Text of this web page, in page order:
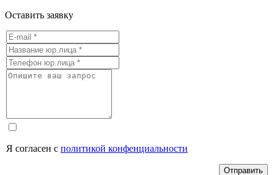
Оставить заявку
Я согласен с политикой конфенциальности
Отправить